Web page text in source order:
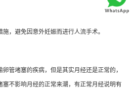
，避免因意外妊娠而进行人流手术。
管堵塞的疾病，但是其实月经还是正常的，
塞不影响月经的正常来潮，有正常月经说明有